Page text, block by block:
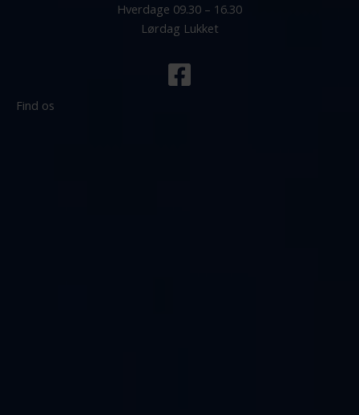
Hverdage 09.30 – 16.30
Lørdag Lukket
Find os